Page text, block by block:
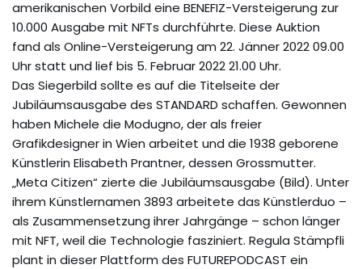
amerikanischen Vorbild eine BENEFIZ-Versteigerung zur
10.000 Ausgabe mit NFTs durchführte. Diese Auktion
fand als Online-Versteigerung am 22. Jänner 2022 09.00
Uhr statt und lief bis 5. Februar 2022 21.00 Uhr.
Das Siegerbild sollte es auf die Titelseite der
Jubiläumsausgabe des STANDARD schaffen. Gewonnen
haben Michele die Modugno, der als freier
Grafikdesigner in Wien arbeitet und die 1938 geborene
Künstlerin Elisabeth Prantner, dessen Grossmutter.
„Meta Citizen“ zierte die Jubiläumsausgabe (Bild). Unter
ihrem Künstlernamen 3893 arbeitete das Künstlerduo –
als Zusammensetzung ihrer Jahrgänge – schon länger
mit NFT, weil die Technologie fasziniert. Regula Stämpfli
plant in dieser Plattform des FUTUREPODCAST ein